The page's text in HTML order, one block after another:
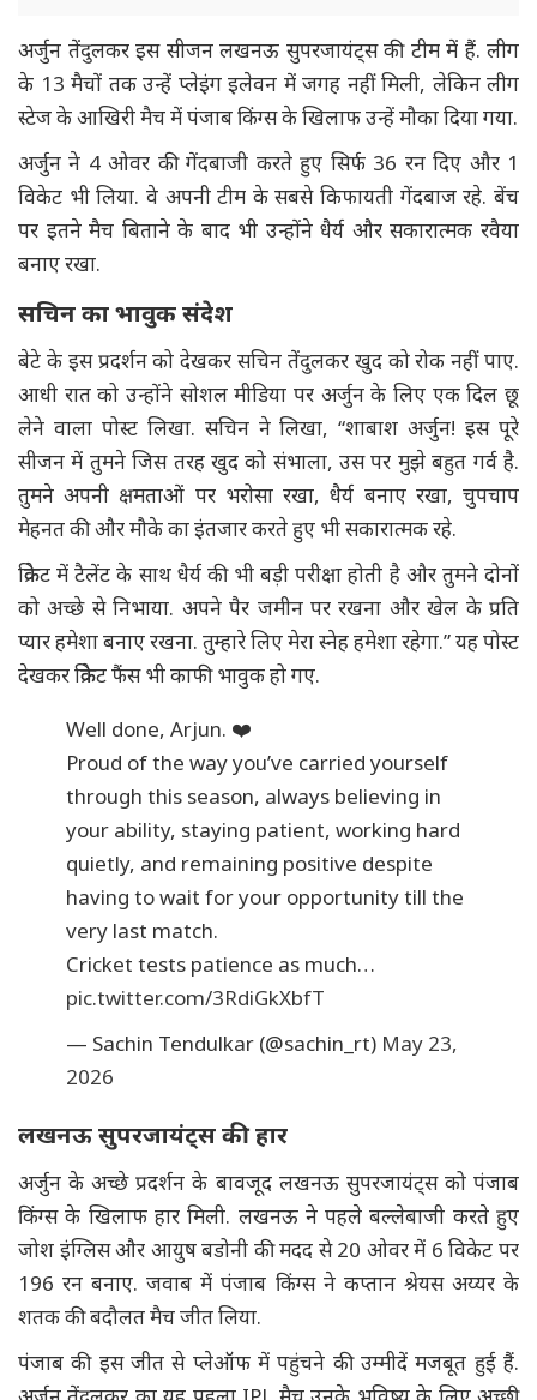
अर्जुन तेंदुलकर इस सीजन लखनऊ सुपरजायंट्स की टीम में हैं. लीग
के 13 मैचों तक उन्हें प्लेइंग इलेवन में जगह नहीं मिली, लेकिन लीग
स्टेज के आखिरी मैच में पंजाब किंग्स के खिलाफ उन्हें मौका दिया गया.
अर्जुन ने 4 ओवर की गेंदबाजी करते हुए सिर्फ 36 रन दिए और 1
विकेट भी लिया. वे अपनी टीम के सबसे किफायती गेंदबाज रहे. बेंच
पर इतने मैच बिताने के बाद भी उन्होंने धैर्य और सकारात्मक रवैया
बनाए रखा.
सचिन का भावुक संदेश
बेटे के इस प्रदर्शन को देखकर सचिन तेंदुलकर खुद को रोक नहीं पाए.
आधी रात को उन्होंने सोशल मीडिया पर अर्जुन के लिए एक दिल छू
लेने वाला पोस्ट लिखा. सचिन ने लिखा, “शाबाश अर्जुन! इस पूरे
सीजन में तुमने जिस तरह खुद को संभाला, उस पर मुझे बहुत गर्व है.
तुमने अपनी क्षमताओं पर भरोसा रखा, धैर्य बनाए रखा, चुपचाप
मेहनत की और मौके का इंतजार करते हुए भी सकारात्मक रहे.
क्रिकेट में टैलेंट के साथ धैर्य की भी बड़ी परीक्षा होती है और तुमने दोनों
को अच्छे से निभाया. अपने पैर जमीन पर रखना और खेल के प्रति
प्यार हमेशा बनाए रखना. तुम्हारे लिए मेरा स्नेह हमेशा रहेगा.” यह पोस्ट
देखकर क्रिकेट फैंस भी काफी भावुक हो गए.
Well done, Arjun. ❤️
Proud of the way you’ve carried yourself
through this season, always believing in
your ability, staying patient, working hard
quietly, and remaining positive despite
having to wait for your opportunity till the
very last match.
Cricket tests patience as much…
pic.twitter.com/3RdiGkXbfT
— Sachin Tendulkar (@sachin_rt) May 23,
2026
लखनऊ सुपरजायंट्स की हार
अर्जुन के अच्छे प्रदर्शन के बावजूद लखनऊ सुपरजायंट्स को पंजाब
किंग्स के खिलाफ हार मिली. लखनऊ ने पहले बल्लेबाजी करते हुए
जोश इंग्लिस और आयुष बडोनी की मदद से 20 ओवर में 6 विकेट पर
196 रन बनाए. जवाब में पंजाब किंग्स ने कप्तान श्रेयस अय्यर के
शतक की बदौलत मैच जीत लिया.
पंजाब की इस जीत से प्लेऑफ में पहुंचने की उम्मीदें मजबूत हुई हैं.